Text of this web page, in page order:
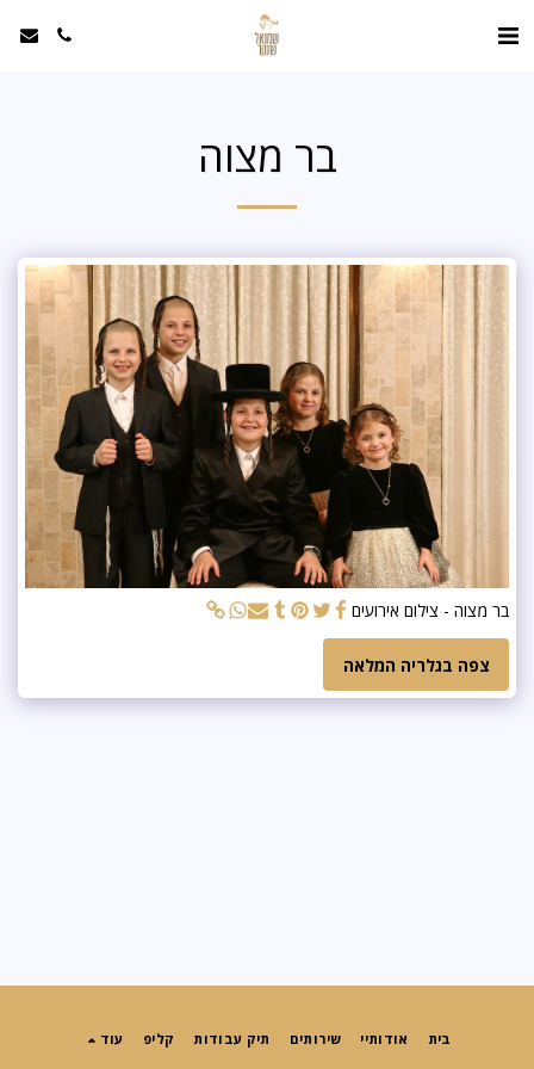
בר מצוה
בר מצוה - צילום אירועים
צפה בגלריה המלאה
בית אודותיי שירותים תיק עבודות קליפ עוד